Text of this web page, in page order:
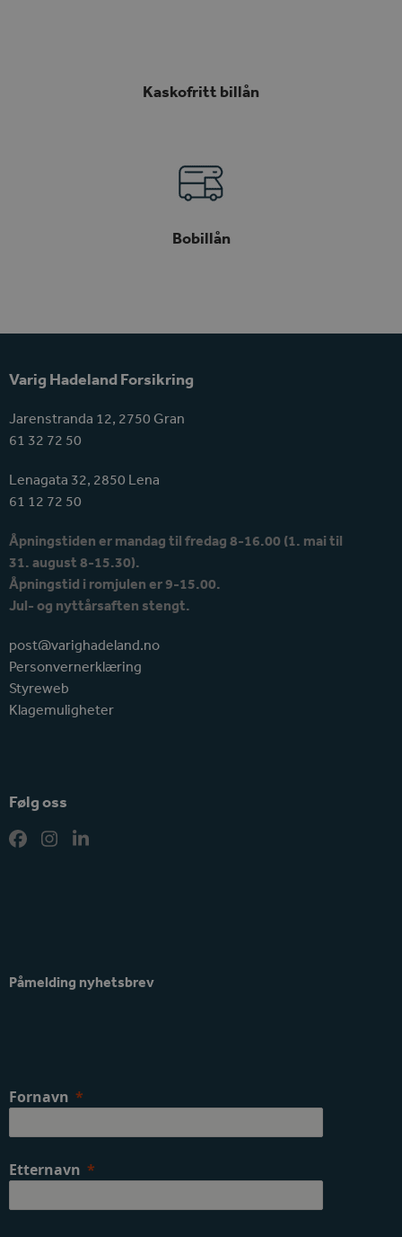
Kaskofritt billån
Bobillån
Varig Hadeland Forsikring
Jarenstranda 12, 2750 Gran
61 32 72 50
Lenagata 32, 2850 Lena
61 12 72 50
Åpningstiden er mandag til fredag 8-16.00 (1. mai til
31. august 8-15.30).
Åpningstid i romjulen er 9-15.00.
Jul- og nyttårsaften stengt.
post@varighadeland.no
Personvernerklæring
Styreweb
Klagemuligheter
Følg oss
Facebook
Instagram
LinkedIn
Påmelding nyhetsbrev
Fornavn
Etternavn